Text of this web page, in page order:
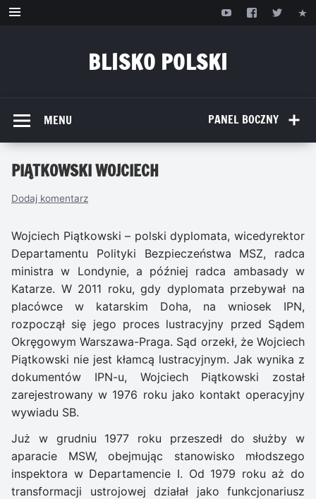
Przejdź
BLISKO POLSKI
PANEL BOCZNY
MENU
PIĄTKOWSKI WOJCIECH
Dodaj komentarz
Wojciech Piątkowski – polski dyplomata, wicedyrektor
Departamentu Polityki Bezpieczeństwa MSZ, radca
ministra w Londynie, a później radca ambasady w
Katarze. W 2011 roku, gdy dyplomata przebywał na
placówce w katarskim Doha, na wniosek IPN,
rozpoczął się jego proces lustracyjny przed Sądem
Okręgowym Warszawa-Praga. Sąd orzekł, że Wojciech
Piątkowski nie jest kłamcą lustracyjnym. Jak wynika z
dokumentów IPN-u, Wojciech Piątkowski został
zarejestrowany w 1976 roku jako kontakt operacyjny
wywiadu SB.
Już w grudniu 1977 roku przeszedł do służby w
aparacie MSW, obejmując stanowisko młodszego
inspektora w Departamencie I. Od 1979 roku aż do
transformacji ustrojowej działał jako funkcjonariusz